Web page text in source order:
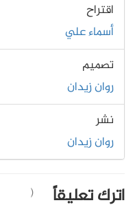
اقتراح
أسماء علي
تصميم
روان زيدان
نشر
روان زيدان
اترك تعليقاً (